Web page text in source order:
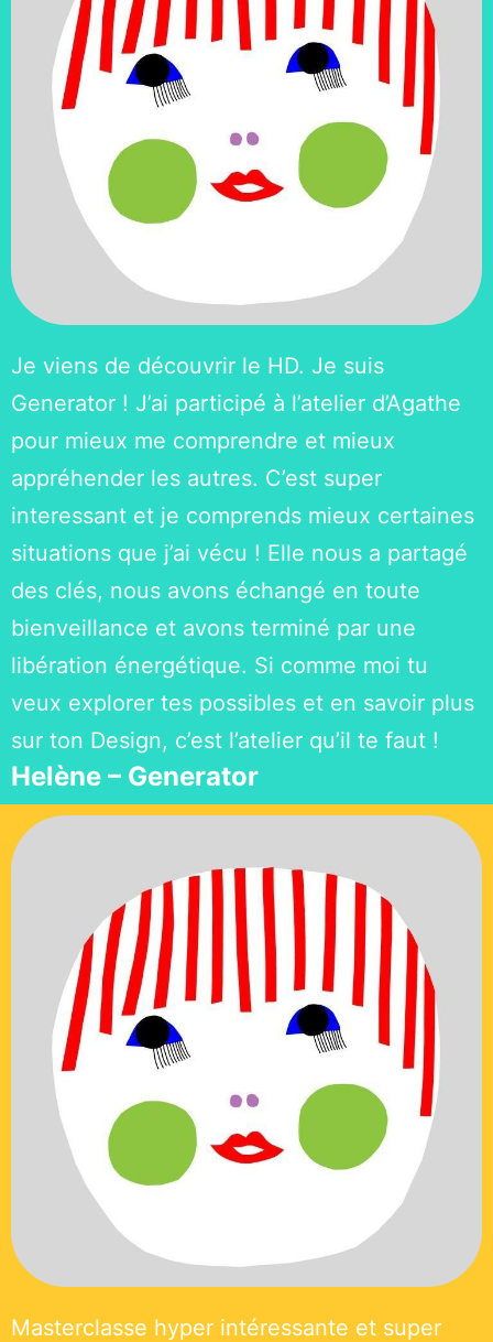
Je viens de découvrir le HD. Je suis
Generator ! J’ai participé à l’atelier d’Agathe
pour mieux me comprendre et mieux
appréhender les autres. C’est super
interessant et je comprends mieux certaines
situations que j’ai vécu ! Elle nous a partagé
des clés, nous avons échangé en toute
bienveillance et avons terminé par une
libération énergétique. Si comme moi tu
veux explorer tes possibles et en savoir plus
sur ton Design, c’est l’atelier qu’il te faut !
Helène – Generator
Masterclasse hyper intéressante et super